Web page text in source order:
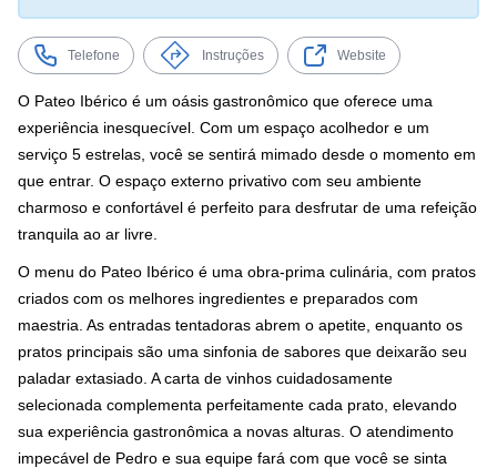
Telefone Instruções Website
O Pateo Ibérico é um oásis gastronômico que oferece uma
experiência inesquecível. Com um espaço acolhedor e um
serviço 5 estrelas, você se sentirá mimado desde o momento em
que entrar. O espaço externo privativo com seu ambiente
charmoso e confortável é perfeito para desfrutar de uma refeição
tranquila ao ar livre.
O menu do Pateo Ibérico é uma obra-prima culinária, com pratos
criados com os melhores ingredientes e preparados com
maestria. As entradas tentadoras abrem o apetite, enquanto os
pratos principais são uma sinfonia de sabores que deixarão seu
paladar extasiado. A carta de vinhos cuidadosamente
selecionada complementa perfeitamente cada prato, elevando
sua experiência gastronômica a novas alturas. O atendimento
impecável de Pedro e sua equipe fará com que você se sinta